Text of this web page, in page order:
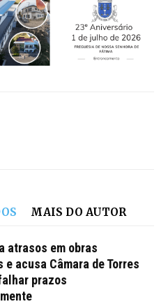
MAIS DO AUTOR
atrasos em obras
e acusa Câmara de Torres
prazos